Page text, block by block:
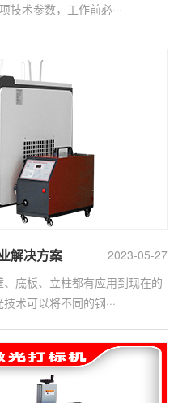
技术参数，工作前必···
2023-05-27
解决方案
底板、立柱都有应用到现在的
术可以将不同的钢···